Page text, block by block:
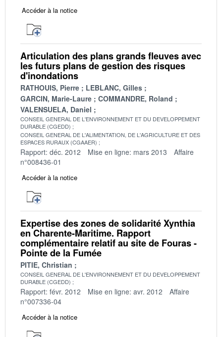
Accéder à la notice
Articulation des plans grands fleuves avec
les futurs plans de gestion des risques
d'inondations
RATHOUIS, Pierre
LEBLANC, Gilles
GARCIN, Marie-Laure
COMMANDRE, Roland
VALENSUELA, Daniel
CONSEIL GENERAL DE L'ENVIRONNEMENT ET DU DEVELOPPEMENT
DURABLE (CGEDD)
CONSEIL GENERAL DE L'ALIMENTATION, DE L'AGRICULTURE ET DES
ESPACES RURAUX (CGAAER)
Rapport: déc. 2012 Mise en ligne: mars 2013
Affaire
n°008436-01
Accéder à la notice
Expertise des zones de solidarité Xynthia
en Charente-Maritime. Rapport
complémentaire relatif au site de Fouras -
Pointe de la Fumée
PITIE, Christian
CONSEIL GENERAL DE L'ENVIRONNEMENT ET DU DEVELOPPEMENT
DURABLE (CGEDD)
Rapport: févr. 2012 Mise en ligne: avr. 2012
Affaire
n°007336-04
Accéder à la notice